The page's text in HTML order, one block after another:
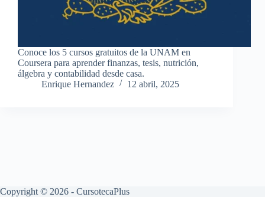
Conoce los 5 cursos gratuitos de la UNAM en
Coursera para aprender finanzas, tesis, nutrición,
álgebra y contabilidad desde casa.
Enrique Hernandez
12 abril, 2025
Copyright © 2026 - CursotecaPlus